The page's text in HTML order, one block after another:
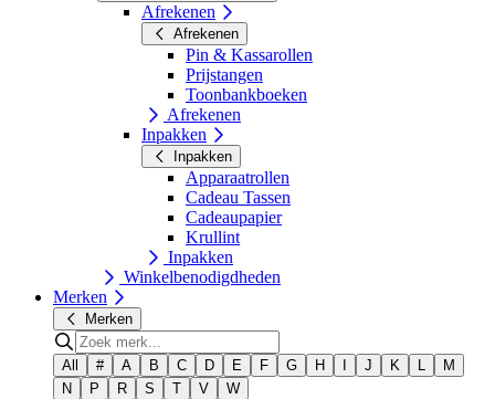
Afrekenen
Afrekenen
Pin & Kassarollen
Prijstangen
Toonbankboeken
Afrekenen
Inpakken
Inpakken
Apparaatrollen
Cadeau Tassen
Cadeaupapier
Krullint
Inpakken
Winkelbenodigdheden
Merken
Merken
All # A B C D E F G H J K L
M
N
P R S T V W